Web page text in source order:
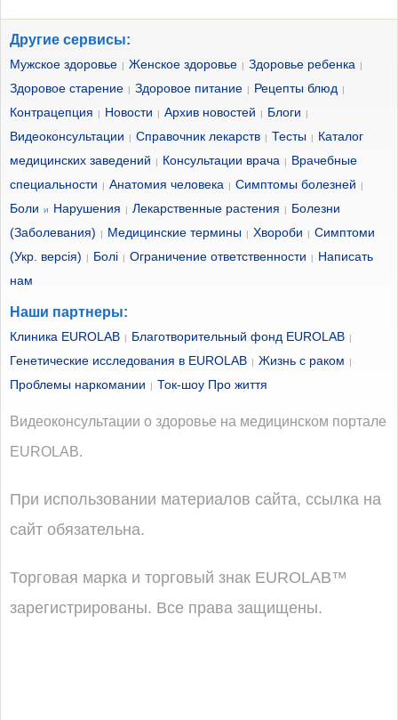
Качаем дельтовидные мышцы: разведение рук с гантелями сидя
Качаем дельтовидные мышцы: тяга штанги перед собой широким
хватом
Качаем спину: гиперэкстензия
Качаем дельтовидные мыщцы: тяга штанги к бодбородку узким
хватом
Качаем пресс: подъем ног в упоре на локтях
Икроножные мышцы: подъем на носок одной ногой с гантелей в
Качаем трицепсы: отведение назад руки с гантелью в наклоне
Качаем трапецию: шраги с гантелями
Качаем трапецию: шраги со штангой
Предплечья: сгибание запястья с гантелью
Другие сервисы:
Мужское здоровье Женское здоровье Здоровье ребенка
Здоровое старение Здоровое питание Рецепты блюд
Контрацепция Новости Архив новостей Блоги
Видеоконсультации Справочник лекарств Тесты
Каталог
медицинских заведений
Консультации врача
Врачебные
специальности
Анатомия человека Симптомы болезней
Боли и Нарушения Лекарственные растения
Болезни
(Заболевания)
Медицинские термины Хвороби
Симптоми
(Укр. версія)
Болі Ограничение ответственности
Написать
нам
Наши партнеры:
Клиника EUROLAB Благотворительный фонд EUROLAB
Генетические исследования в EUROLAB Жизнь с раком
Проблемы наркомании Ток-шоу Про життя
Видеоконсультации о здоровье на медицинском портале
EUROLAB.
При использовании материалов сайта, ссылка на
сайт обязательна.
Торговая марка и торговый знак EUROLAB™
зарегистрированы. Все права защищены.